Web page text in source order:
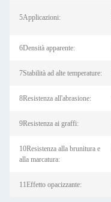
5Applicazioni:
6Densità apparente:
7Stabilità ad alte temperature:
8Resistenza all'abrasione:
9Resistenza ai graffi:
10Resistenza alla brunitura e
alla marcatura:
11Effetto opacizzante: